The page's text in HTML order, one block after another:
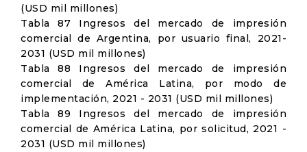
(USD mil millones)
Tabla 87 Ingresos del mercado de impresión
comercial de Argentina, por usuario final, 2021-
2031 (USD mil millones)
Tabla 88 Ingresos del mercado de impresión
comercial de América Latina, por modo de
implementación, 2021 - 2031 (USD mil millones)
Tabla 89 Ingresos del mercado de impresión
comercial de América Latina, por solicitud, 2021 -
2031 (USD mil millones)